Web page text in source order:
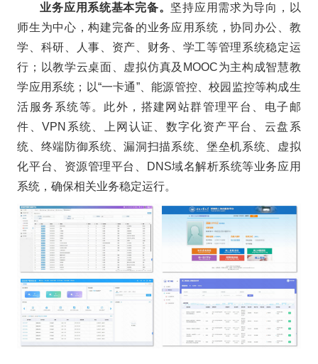
业务应用系统基本完备。 坚持应用需求为导向，以
师生为中心，构建完备的业务应用系统，协同办公、教
学、科研、人事、资产、财务、学工等管理系统稳定运
行；以教学云桌面、虚拟仿真及MOOC为主构成智慧教
学应用系统；以“一卡通”、能源管控、校园监控等构成生
活服务系统等。此外，搭建网站群管理平台、电子邮
件、VPN系统、上网认证、数字化资产平台、云盘系
统、终端防御系统、漏洞扫描系统、堡垒机系统、虚拟
化平台、资源管理平台、DNS域名解析系统等业务应用
系统，确保相关业务稳定运行。